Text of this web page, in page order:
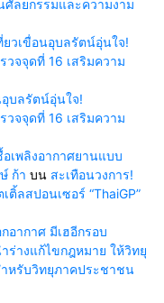
ลยกรรมและความงาม
ยวเขื่อนอุบลรัตน์อุ่นใจ!
จจุดที่ 16 เสริมความ
บลรัตน์อุ่นใจ!
จจุดที่ 16 เสริมความ
เพลิงอากาศยานแบบ
ก้า บน สะเทือนวงการ!
ลสปอนเซอร์ “ThaiGP”
อากาศ มีเฮอีกรอบ
ร่างแก้ไขกฎหมาย ให้วิทยุ
หรับวิทยุภาคประชาชน